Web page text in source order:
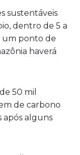
sustentáveis
dentro de 5 a
um ponto de
haverá
50 mil
de carbono
após alguns